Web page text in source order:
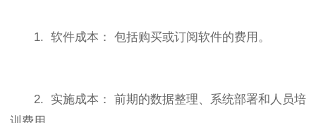
1. 软件成本： 包括购买或订阅软件的费用。
2. 实施成本： 前期的数据整理、系统部署和人员培